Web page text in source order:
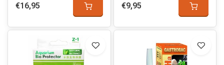
€16,95 €9,95